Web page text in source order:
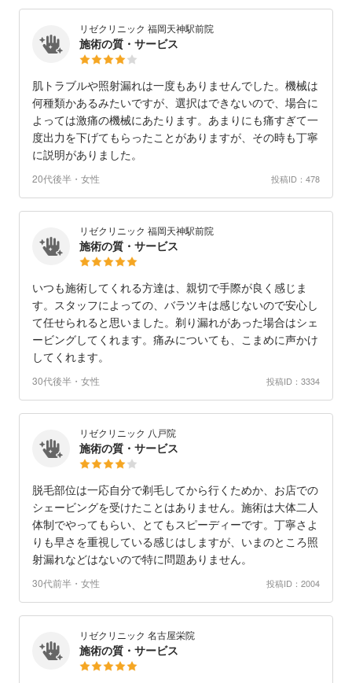
リゼクリニック 福岡天神駅前院
施術の質・サービス
肌トラブルや照射漏れは一度もありませんでした。機械は
何種類かあるみたいですが、選択はできないので、場合に
よっては激痛の機械にあたります。あまりにも痛すぎて一
度出力を下げてもらったことがありますが、その時も丁寧
に説明がありました。
20代後半・女性 投稿ID：478
リゼクリニック 福岡天神駅前院
施術の質・サービス
いつも施術してくれる方達は、親切で手際が良く感じま
す。スタッフによっての、バラツキは感じないので安心し
て任せられると思いました。剃り漏れがあった場合はシェ
ービングしてくれます。痛みについても、こまめに声かけ
してくれます。
30代後半・女性 投稿ID：3334
リゼクリニック 八戸院
施術の質・サービス
脱毛部位は一応自分で剃毛してから行くためか、お店での
シェービングを受けたことはありません。施術は大体二人
体制でやってもらい、とてもスピーディーです。丁寧さよ
りも早さを重視している感じはしますが、いまのところ照
射漏れなどはないので特に問題ありません。
30代前半・女性 投稿ID：2004
リゼクリニック 名古屋栄院
施術の質・サービス